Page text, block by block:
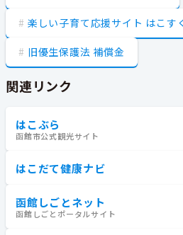
楽しい子育て応援サイト はこす
旧優生保護法 補償金
関連リンク
はこぶら
函館市公式観光サイト
はこだて健康ナビ
函館しごとネット
函館しごとポータルサイト